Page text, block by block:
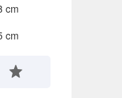
cm
cm